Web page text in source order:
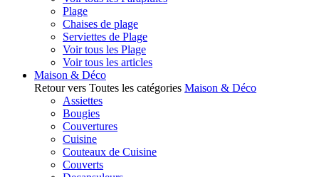
Plage
Chaises de plage
Serviettes de Plage
Voir tous les Plage
Voir tous les articles
Maison & Déco
Retour vers Toutes les catégories Maison & Déco
Assiettes
Bougies
Couvertures
Cuisine
Couteaux de Cuisine
Couverts